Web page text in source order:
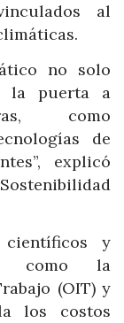
al
no solo
la puerta a
como
de
explicó
y
como la
(OIT) y
los costos